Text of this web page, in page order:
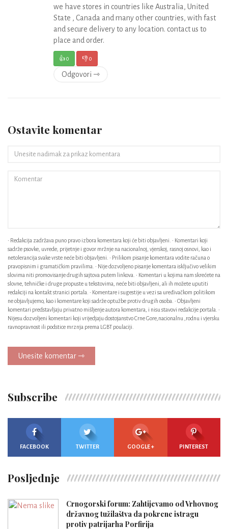
we have stores in countries like Australia, United
State , Canada and many other countries, with fast
and secure delivery to any location. contact us to
place and order.
👍0 👎0
Odgovori ⇾
Ostavite komentar
• Redakcija zadržava puno pravo izbora komentara koji će biti objavljeni. • Komentari koji
sadrže psovke, uvrede, prijetnje i govor mržnje na nacionalnoj, vjerskoj, rasnoj osnovi, kao i
netolerancija svake vrste neće biti objavljeni. • Prilikom pisanje komentara vodite računa o
pravopisnim i gramatičkim pravilima. • Nije dozvoljeno pisanje komentara isključivo velikim
slovima niti promovisanje drugih sajtova putem linkova. • Komentari u kojima nam skrećete na
slovne, tehničke i druge propuste u tekstovima, neće biti objavljeni, ali ih možete uputiti
redakciji na kontakt stranici portala. • Komentare i sugestije u vezi sa uređivačkom politikom
ne objavljujemo, kao i komentare koji sadrže optužbe protiv drugih osoba. • Objavljeni
komentari predstavljaju privatno mišljenje autora komentara, i nisu stavovi redakcije portala. •
Nijesu dozvoljeni komentari koji vrijedjaju dostojanstvo Crne Gore,nacionalnu ,rodnu i vjersku
ravnopravnost ili podstice mrznja prema LGBT poulaciji.
Unesite komentar ⇾
Subscribe
FACEBOOK TWITTER GOOGLE + PINTEREST
Posljednje
Crnogorski forum: Zahtijevamo od Vrhovnog
državnog tužilaštva da pokrene istragu
protiv patrijarha Porfirija